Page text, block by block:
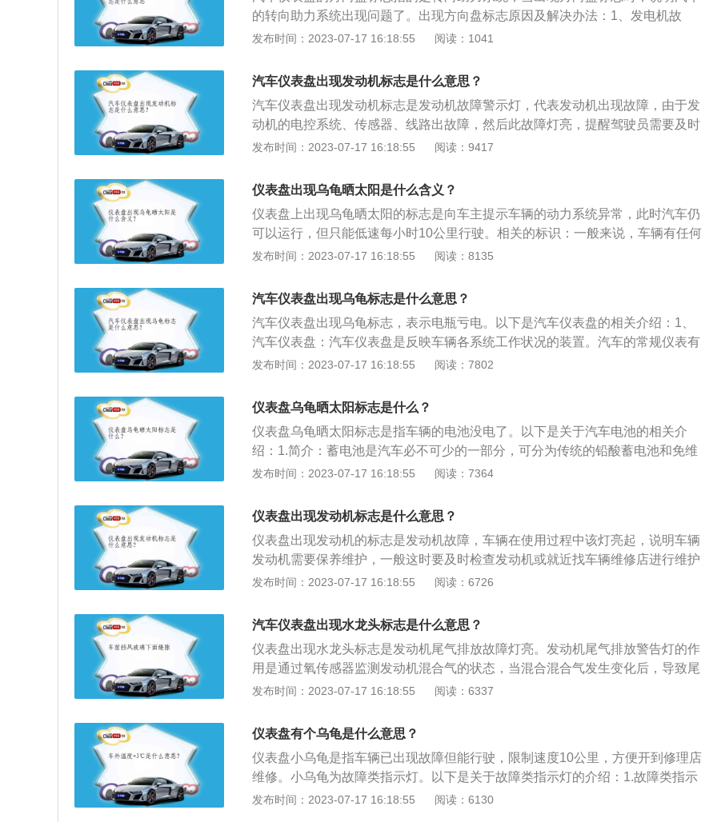
一瓶化油器清洁剂，将它对着节气门与进气道喷几下，在某种程度上就能达到清
理积碳的效果了。5、可能是发动机的燃烧状态不好导致发动机出现问题，比如
说发动机爆震、发动机积碳等。解决方案：建议去4s店进行维修。
的转向助力系统出现问题了。出现方向盘标志原因及解决办法：1、发电机故
障。电力不稳定会导致出现方向盘标志。检查发电机、助力泵、转向器等机构，
松动，导致一部分转向液外泄。检查各部件的连接部位，看有无松动的地方。如
果有，就需要加固松动部位。3、助力泵故障。助力泵的损坏也会导致出现方向
盘标志。需要更换助力泵。4、转向系统中含有空气，导致转向异常。需要更换
动力转向泵、转向器等零部件。5、转向器活塞缸机械损坏，油封密封性能下
降，控制阀损坏。需要更换转向器活塞缸。6、转向液压管路有异物，造成转向
添加助力油。当黄灯亮起时，说明转向系统已部分失灵，此时转动方向盘需要更
高的作用力；如果亮红灯了，说明转向系统完全失灵，此时助力系统将不能提供
任何助力效果，转动方向盘的力气全部由我们双手提供。
发布时间：2023-07-17 16:18:55 阅读：1041
汽车仪表盘出现发动机标志是什么意思？
汽车仪表盘出现发动机标志是发动机故障警示灯，代表发动机出现故障，由于发
动机的电控系统、传感器、线路出故障，然后此故障灯亮，提醒驾驶员需要及时
到4S店处理该故障。现在的汽车机械方面一般不会出现什么严重问题，汽车上最
油，使用质量很差的燃油也可能会导致发动机故障灯亮起。在气缸上有爆震传感
器，检测到爆震后ecu会采取一些措施，如果车子需要加高标号汽油，但是车主
长期使用低标号汽油，那发动机故障灯就会亮起。汽车仪表盘是反映车辆各系统
工作状况的装置，常见的有燃油指示灯、清洗液指示灯、电子油门指示灯、前后
雾灯指示灯等。
发布时间：2023-07-17 16:18:55 阅读：9417
仪表盘出现乌龟晒太阳是什么含义？
仪表盘上出现乌龟晒太阳的标志是向车主提示车辆的动力系统异常，此时汽车仍
可以运行，但只能低速每小时10公里行驶。相关的标识：一般来说，车辆有任何
异常状况，车上的仪表盘都会显示相关标识。当仪表盘上有乌龟标识，车主应保
交通事故。常规的仪表盘：常规的仪表盘上会有车速里程表、转速表、机油压力
表、水温表和燃油量等。车辆在正常行驶下，仪表盘不会有任何标识显示。但
是，如果车辆零件、系统出现问题，车辆的仪表盘会根据不同问题显示不同标
识，目的是提醒车主，同时也可以令维修人员能够快速判断汽车故障位置。
发布时间：2023-07-17 16:18:55 阅读：8135
汽车仪表盘出现乌龟标志是什么意思？
汽车仪表盘出现乌龟标志，表示电瓶亏电。以下是汽车仪表盘的相关介绍：1、
汽车仪表盘：汽车仪表盘是反映车辆各系统工作状况的装置。汽车的常规仪表有
车速里程表、转速表、机油压力表、燃油表、水温表、充电表等。2、指示灯：
光指示灯、变速器挡位指示灯、制动防抱死系统指示灯、驱动力控制指示灯、安
全气囊警报灯等。
发布时间：2023-07-17 16:18:55 阅读：7802
仪表盘乌龟晒太阳标志是什么？
仪表盘乌龟晒太阳标志是指车辆的电池没电了。以下是关于汽车电池的相关介
绍：1.简介：蓄电池是汽车必不可少的一部分，可分为传统的铅酸蓄电池和免维
护型蓄电池。由于蓄电池采用了铅钙合金做栅架，所以充电时产生的水分解量
以它与传统蓄电池相比，具有不需添加任何液体，对接线桩头，电量储存时间长
等优点。2.结构：汽车铅蓄电池的构造主要由正（负）极板、隔板、电解液、槽
壳、连接条和极桩等组成。
发布时间：2023-07-17 16:18:55 阅读：7364
仪表盘出现发动机标志是什么意思？
仪表盘出现发动机的标志是发动机故障，车辆在使用过程中该灯亮起，说明车辆
发动机需要保养维护，一般这时要及时检查发动机或就近找车辆维修店进行维护
保养。以下为发动机的部分介绍:1.发动机是车辆的心脏，要及时定期保养，以免
烁；红灯亮、红灯闪烁。如果亮的是红灯需要马上去4S店检查、修理，故障很严
重。如果是黄灯亮，故障可能不影响行驶，但也要尽快去检查。
发布时间：2023-07-17 16:18:55 阅读：6726
汽车仪表盘出现水龙头标志是什么意思？
仪表盘出现水龙头标志是发动机尾气排放故障灯亮。发动机尾气排放警告灯的作
用是通过氧传感器监测发动机混合气的状态，当混合混合气发生变化后，导致尾
气排放超标时，控制单元就会记载故障存储，从而点亮这个故障灯用来提示驾驶
等。需要尽快到维修站进行检查维修。以下是相关资料：废气故障灯点亮的原因
是由于燃油质量不达标，发动机混合气燃烧不充分导致。如果尾气排放灯一直亮
起不灭的话，这时候就需要用到专用的检测仪器检测一下发动机内现在的故障存
储，依据故障存储的内容和发动机的氧传感器等系统的数据状态，进行进一步的
排查。
发布时间：2023-07-17 16:18:55 阅读：6337
仪表盘有个乌龟是什么意思？
仪表盘小乌龟是指车辆已出现故障但能行驶，限制速度10公里，方便开到修理店
维修。小乌龟为故障类指示灯。以下是关于故障类指示灯的介绍：1.故障类指示
灯：包括发动机（排气系统）故障灯、机油系统故障灯、电瓶及发电系统故障灯
发布时间：2023-07-17 16:18:55 阅读：6130